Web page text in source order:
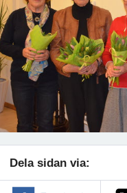
Dela sidan via: